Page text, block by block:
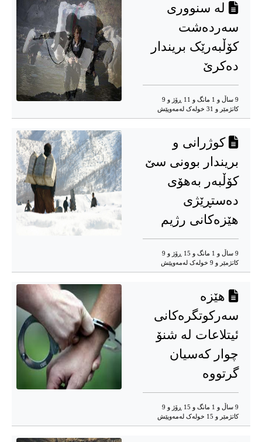
لە سنووری
سەردەشت
کۆڵبەرێک بریندار
دەکرێ
9 ساڵ و 1 مانگ و 11 ڕۆژ و 9
کاتژمێر و 31 خوله‌ک له‌مه‌وپێش‌
کوژرانی و
بریندار بوونی سێ
کۆڵبەر بەهۆی
دەستڕێژی
هێزەکانی رژیم
9 ساڵ و 1 مانگ و 15 ڕۆژ و 9
کاتژمێر و 9 خوله‌ک له‌مه‌وپێش‌
هێزە
سەرکوتگرەکانی
ئیتلاعات لە شنۆ
چوار کەسیان
گرتووە
9 ساڵ و 1 مانگ و 15 ڕۆژ و 9
کاتژمێر و 15 خوله‌ک له‌مه‌وپێش‌